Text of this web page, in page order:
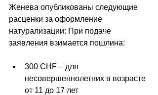
Женева опубликованы следующие
расценки за оформление
натурализации: При подаче
заявления взимается пошлина:
300 CHF – для
несовершеннолетних в возрасте
от 11 до 17 лет